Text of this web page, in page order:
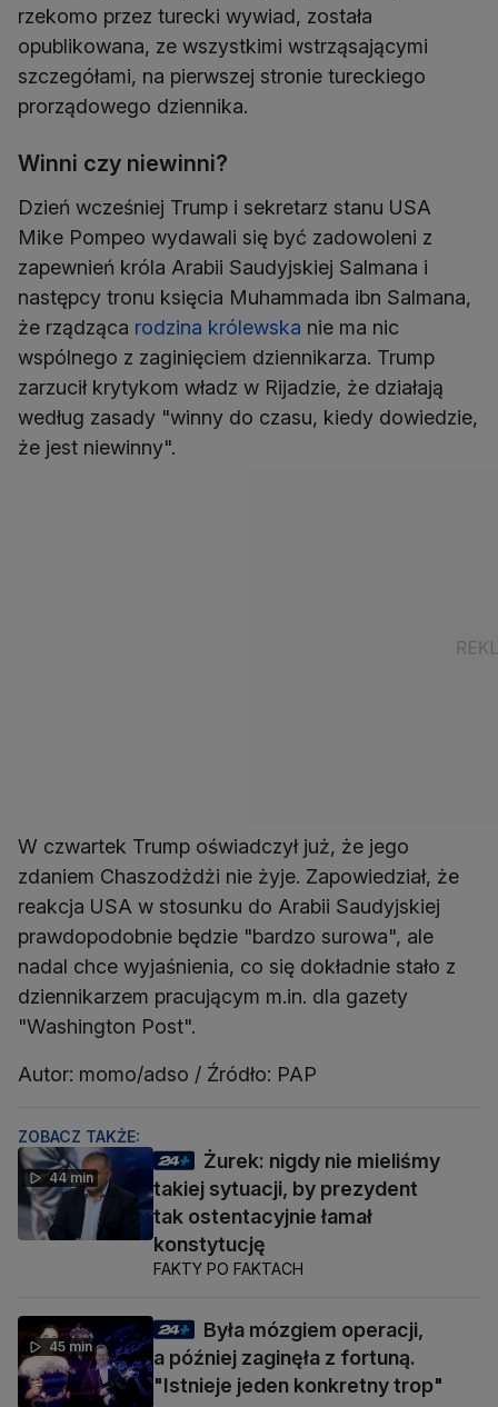
rzekomo przez turecki wywiad, została
opublikowana, ze wszystkimi wstrząsającymi
szczegółami, na pierwszej stronie tureckiego
prorządowego dziennika.
Winni czy niewinni?
Dzień wcześniej Trump i sekretarz stanu USA
Mike Pompeo wydawali się być zadowoleni z
zapewnień króla Arabii Saudyjskiej Salmana i
następcy tronu księcia Muhammada ibn Salmana,
że rządząca rodzina królewska nie ma nic
wspólnego z zaginięciem dziennikarza. Trump
zarzucił krytykom władz w Rijadzie, że działają
według zasady "winny do czasu, kiedy dowiedzie,
że jest niewinny".
W czwartek Trump oświadczył już, że jego
zdaniem Chaszodżdżi nie żyje. Zapowiedział, że
reakcja USA w stosunku do Arabii Saudyjskiej
prawdopodobnie będzie "bardzo surowa", ale
nadal chce wyjaśnienia, co się dokładnie stało z
dziennikarzem pracującym m.in. dla gazety
"Washington Post".
Autor: momo/adso / Źródło: PAP
ZOBACZ TAKŻE:
44 min
Żurek: nigdy nie mieliśmy
takiej sytuacji, by prezydent
tak ostentacyjnie łamał
konstytucję
FAKTY PO FAKTACH
45 min
Była mózgiem operacji,
a później zaginęła z fortuną.
"Istnieje jeden konkretny trop"